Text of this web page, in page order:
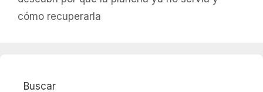
cómo recuperarla
Buscar